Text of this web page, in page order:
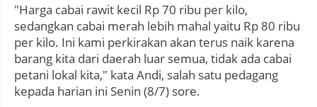
"Harga cabai rawit kecil Rp 70 ribu per kilo,
sedangkan cabai merah lebih mahal yaitu Rp 80 ribu
per kilo. Ini kami perkirakan akan terus naik karena
barang kita dari daerah luar semua, tidak ada cabai
petani lokal kita," kata Andi, salah satu pedagang
kepada harian ini Senin (8/7) sore.